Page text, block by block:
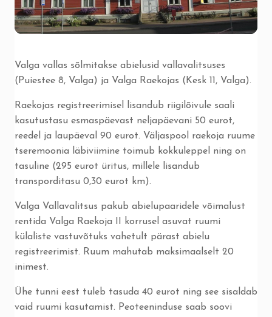
Valga vallas sõlmitakse abielusid vallavalitsuses
(Puiestee 8, Valga) ja Valga Raekojas (Kesk 11, Valga).
Raekojas registreerimisel lisandub riigilõivule saali
kasutustasu esmaspäevast neljapäevani 50 eurot,
reedel ja laupäeval 90 eurot. Väljaspool raekoja ruume
tseremoonia läbiviimine toimub kokkuleppel ning on
tasuline (295 eurot üritus, millele lisandub
transporditasu 0,30 eurot km).
Valga Vallavalitsus pakub abielupaaridele võimalust
rentida Valga Raekoja II korrusel asuvat ruumi
külaliste vastuvõtuks vahetult pärast abielu
registreerimist. Ruum mahutab maksimaalselt 20
inimest.
Ühe tunni eest tuleb tasuda 40 eurot ning see sisaldab
vaid ruumi kasutamist. Peoteeninduse saab soovi